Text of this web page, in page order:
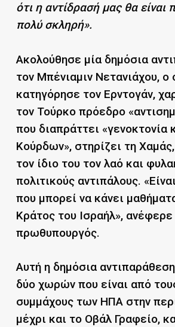
ότι η αντίδρασή μας θα είναι
πολύ σκληρή».
Ακολούθησε μία δημόσια
τον Μπένιαμιν Νετανιάχου, ο
κατηγόρησε τον Ερντογάν,
τον Τούρκο πρόεδρο
που διαπράττει «γενοκτονία
Κούρδων», στηρίζει τη
τον ίδιο του τον λαό και
πολιτικούς αντιπάλους.
που μπορεί να κάνει
Κράτος του Ισραήλ», ανέφερε
πρωθυπουργός.
Αυτή η δημόσια
δύο χωρών που είναι από
συμμάχους των ΗΠΑ στην
μέχρι και το Οβάλ Γραφείο,